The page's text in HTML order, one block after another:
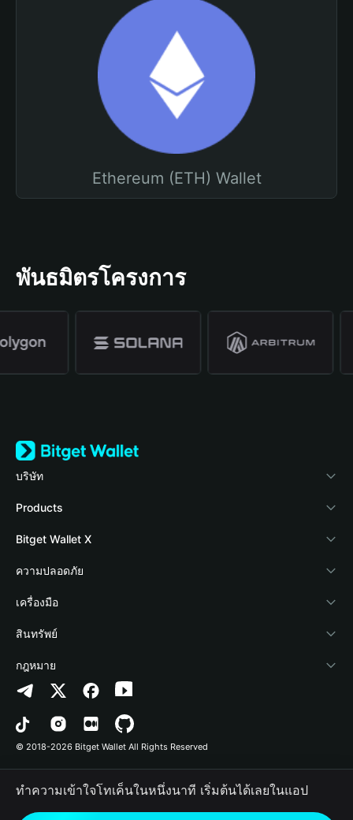
Ethereum (ETH) Wallet
พันธมิตรโครงการ
บริษัท
เกี่ยวกับ Bitget Wallet
Blog
Academy
ข่าวสารด้านคริปโต
ศูนย์ช่วยเหลือ
ติดต่อเรา
ทรัพยากรข้อมูลของแบรนด์
อาชีพ
Products
Crypto Card
Stablecoin Earn
Payfi Crypto
Crypto Swap API
Altcoin Season Index
Prediction Markets
DApp
RWA
Bitget Wallet X
นักพัฒนา
เชื่อมต่อ Wallet
Bitget Wallet Pay
ลิสต์โปรเจกต์
ความปลอดภัย
Protection Fund
เทคโนโลยีความปลอดภัย
เครื่องมือ
ซื้อคริปโต
การตรวจจับการอนุญาต
การตรวจจับสัญญา
การโอนเป็นชุด
สินทรัพย์
Arbitrum
Avalanche
Bitcoin
Polygon
กฎหมาย
นโยบายความเป็นส่วนตัว
ข้อตกลงในการใช้บริการ
© 2018-2026 Bitget Wallet All Rights Reserved
ทำความเข้าใจโทเค็นในหนึ่งนาที เริ่มต้นได้เลยในแอป